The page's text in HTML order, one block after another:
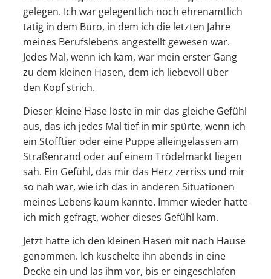
gelegen. Ich war gelegentlich noch ehrenamtlich
tätig in dem Büro, in dem ich die letzten Jahre
meines Berufslebens angestellt gewesen war.
Jedes Mal, wenn ich kam, war mein erster Gang
zu dem kleinen Hasen, dem ich liebevoll über
den Kopf strich.
Dieser kleine Hase löste in mir das gleiche Gefühl
aus, das ich jedes Mal tief in mir spürte, wenn ich
ein Stofftier oder eine Puppe alleingelassen am
Straßenrand oder auf einem Trödelmarkt liegen
sah. Ein Gefühl, das mir das Herz zerriss und mir
so nah war, wie ich das in anderen Situationen
meines Lebens kaum kannte. Immer wieder hatte
ich mich gefragt, woher dieses Gefühl kam.
Jetzt hatte ich den kleinen Hasen mit nach Hause
genommen. Ich kuschelte ihn abends in eine
Decke ein und las ihm vor, bis er eingeschlafen